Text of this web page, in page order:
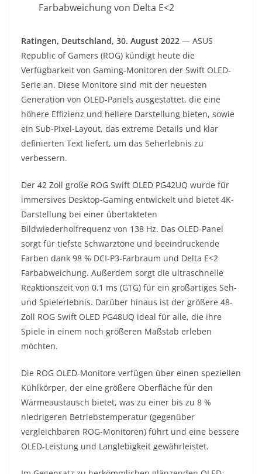
Farbabweichung von Delta E<2
Ratingen, Deutschland, 30. August 2022 — ASUS
Republic of Gamers (ROG) kündigt heute die
Verfügbarkeit von Gaming-Monitoren der Swift OLED-
Serie an. Diese Monitore sind mit der neuesten
Generation von OLED-Panels ausgestattet, die eine
höhere Effizienz und hellere Darstellung bieten, sowie
ein Sub-Pixel-Layout, das extreme Details und klar
definierten Text liefert, um das Seherlebnis zu
verbessern.
Der 42 Zoll große ROG Swift OLED PG42UQ wurde für
immersives Desktop-Gaming entwickelt und bietet 4K-
Darstellung bei einer übertakteten
Bildwiederholfrequenz von 138 Hz. Das OLED-Panel
sorgt für tiefste Schwarztöne und beeindruckende
Farben dank 98 % DCI-P3-Farbraum und Delta E<2
Farbabweichung. Außerdem sorgt die ultraschnelle
Reaktionszeit von 0,1 ms (GTG) für ein großartiges Seh-
und Spielerlebnis. Darüber hinaus ist der größere 48-
Zoll ROG Swift OLED PG48UQ ideal für alle, die ihre
Spiele in einem noch größeren Maßstab erleben
möchten.
Die ROG OLED-Monitore verfügen über einen speziellen
Kühlkörper, der eine größere Oberfläche für den
Wärmeaustausch bietet, was zu einer bis zu 8 %
niedrigeren Betriebstemperatur (gegenüber
vergleichbaren ROG-Monitoren) führt und eine bessere
OLED-Leistung und Langlebigkeit gewährleistet.